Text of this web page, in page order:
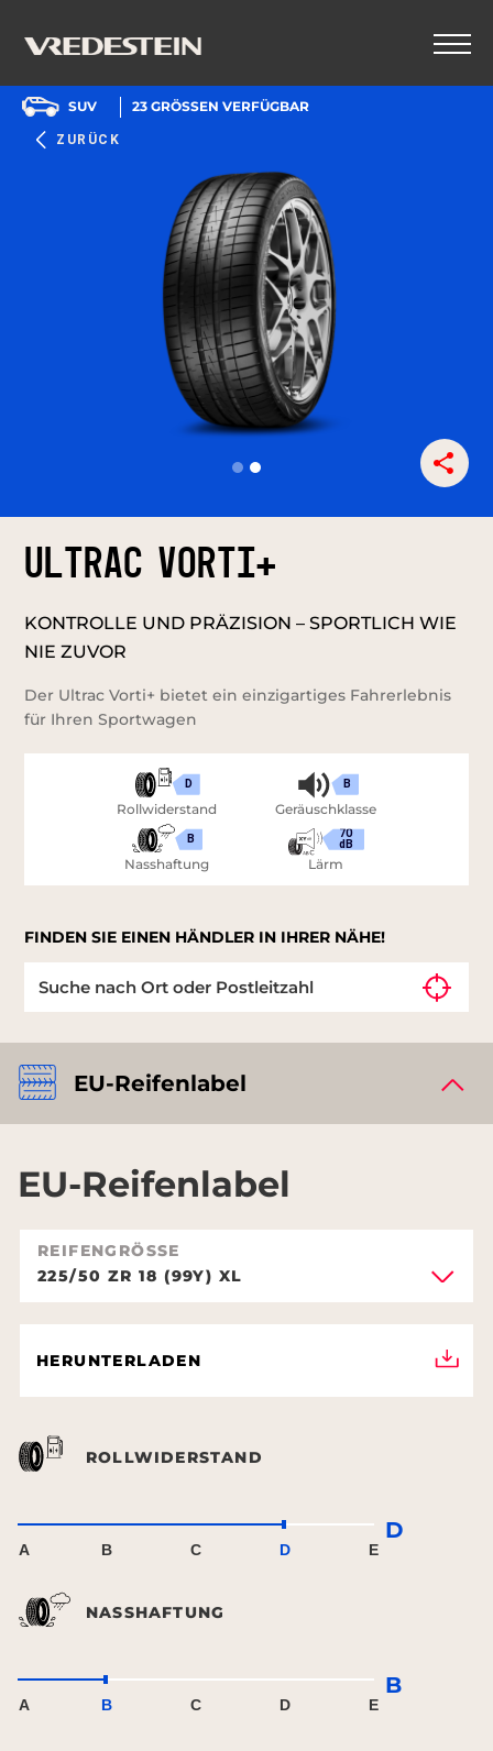
ZURÜCK
SUV 23 GRÖSSEN VERFÜGBAR
ULTRAC VORTI+
KONTROLLE UND PRÄZISION – SPORTLICH WIE
NIE ZUVOR
Der Ultrac Vorti+ bietet ein einzigartiges Fahrerlebnis
für Ihren Sportwagen
D
Rollwiderstand
B
Nasshaftung
B
Geräuschklasse
70
dB
Lärm
FINDEN SIE EINEN HÄNDLER IN IHRER NÄHE!
EU-Reifenlabel
EU-Reifenlabel
REIFENGRÖSSE
225/50 ZR 18 (99Y) XL
HERUNTERLADEN
ROLLWIDERSTAND
A B C D E
D
NASSHAFTUNG
A B C D E
B